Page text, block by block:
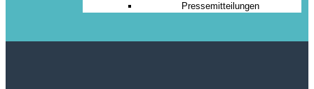
Pressemitteilungen